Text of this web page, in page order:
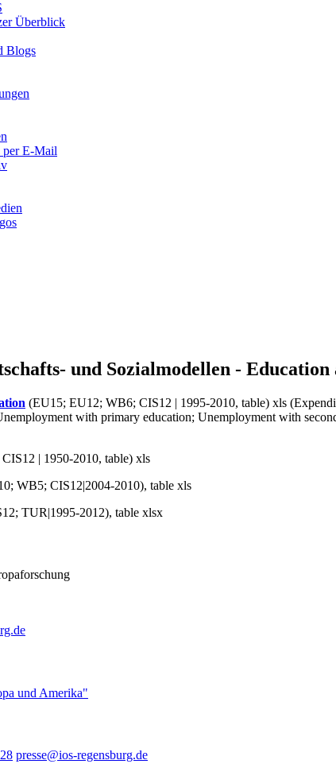
Überblick
Blogs
per E-Mail
und Sozialmodellen - Education
(EU15; EU12; WB6; CIS12 | 1995-2010, table) xls
with primary education; Unemployment with
| 1950-2010, table) xls
WB5; CIS12|2004-2010), table xls
TUR|1995-2012), table xlsx
und Amerika"
presse@ios-regensburg.de